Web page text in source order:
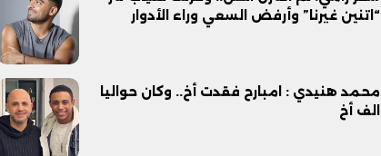
“اتنين غيرنا” وأرفض السعي وراء الأدوار
محمد هنيدي : امبارح فقدت أخ.. وكان حواليا
الف أخ